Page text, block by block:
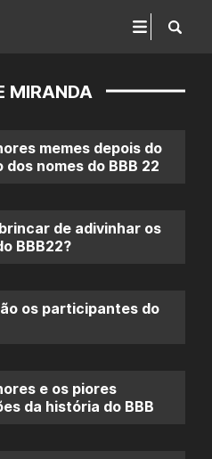
MIRANDA
memes depois do
dos nomes do BBB 22
de adivinhar os
BBB22?
os participantes do
e os piores
da história do BBB